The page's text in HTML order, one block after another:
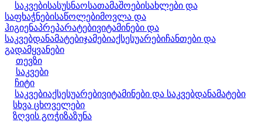
საკვებისასუსნაოსათამაშოებისახლები და
საფხაჭნებისაწოლებიმოვლა და
ჰიგიენაპრეპარატებივიტამინები და
საკვებდანამატებიჯამებიაქსესუარებიჩანთები და
გადამყვანები
თევზი
საკვები
ჩიტი
საკვებიაქსესუარებივიტამინები და საკვებდანამატები
სხვა ცხოველები
ზღვის გოჭიზაზუნა